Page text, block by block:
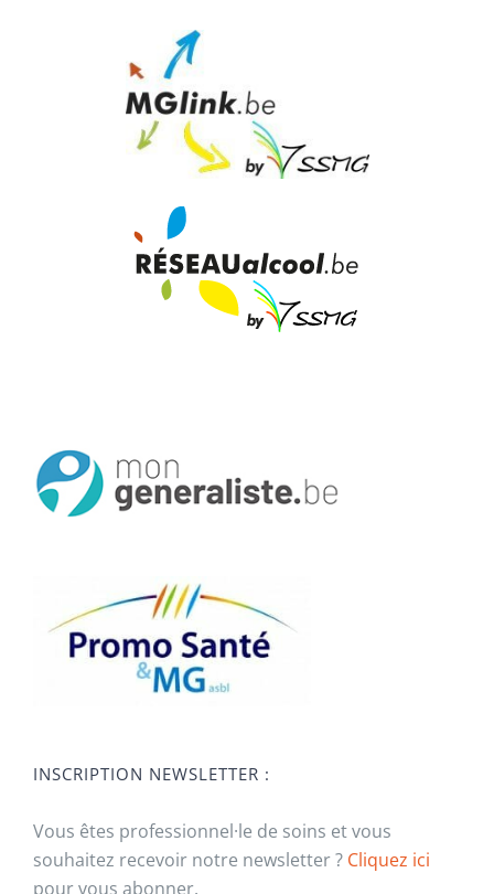
INSCRIPTION NEWSLETTER :
Vous êtes professionnel·le de soins et vous
souhaitez recevoir notre newsletter ? Cliquez ici
pour vous abonner.